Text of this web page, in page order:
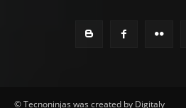
© Tecnoninjas was created by Digitaly